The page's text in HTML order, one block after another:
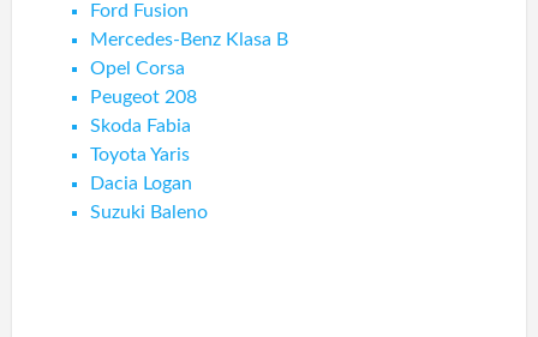
Ford Fusion
Mercedes-Benz Klasa B
Opel Corsa
Peugeot 208
Skoda Fabia
Toyota Yaris
Dacia Logan
Suzuki Baleno